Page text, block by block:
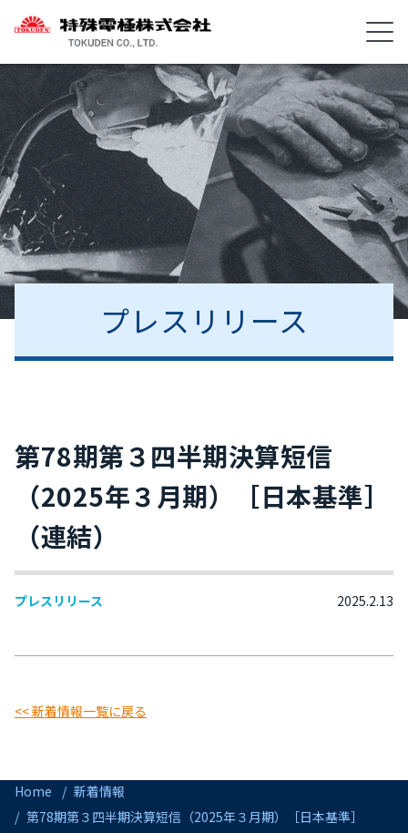
プレスリリース
第78期第３四半期決算短信
（2025年３月期）［日本基準］
（連結）
プレスリリース 2025.2.13
<< 新着情報一覧に戻る
Home
新着情報
第78期第３四半期決算短信（2025年３月期）［日本基準］